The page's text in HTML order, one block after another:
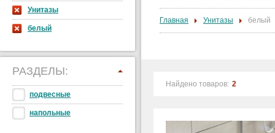
Унитазы
белый
РАЗДЕЛЫ:
подвесные
напольные
Главная Унитазы белый
Найдено товаров: 2